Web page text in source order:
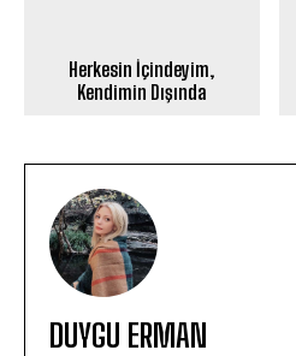
Herkesin İçindeyim,
Kendimin Dışında
DUYGU ERMAN